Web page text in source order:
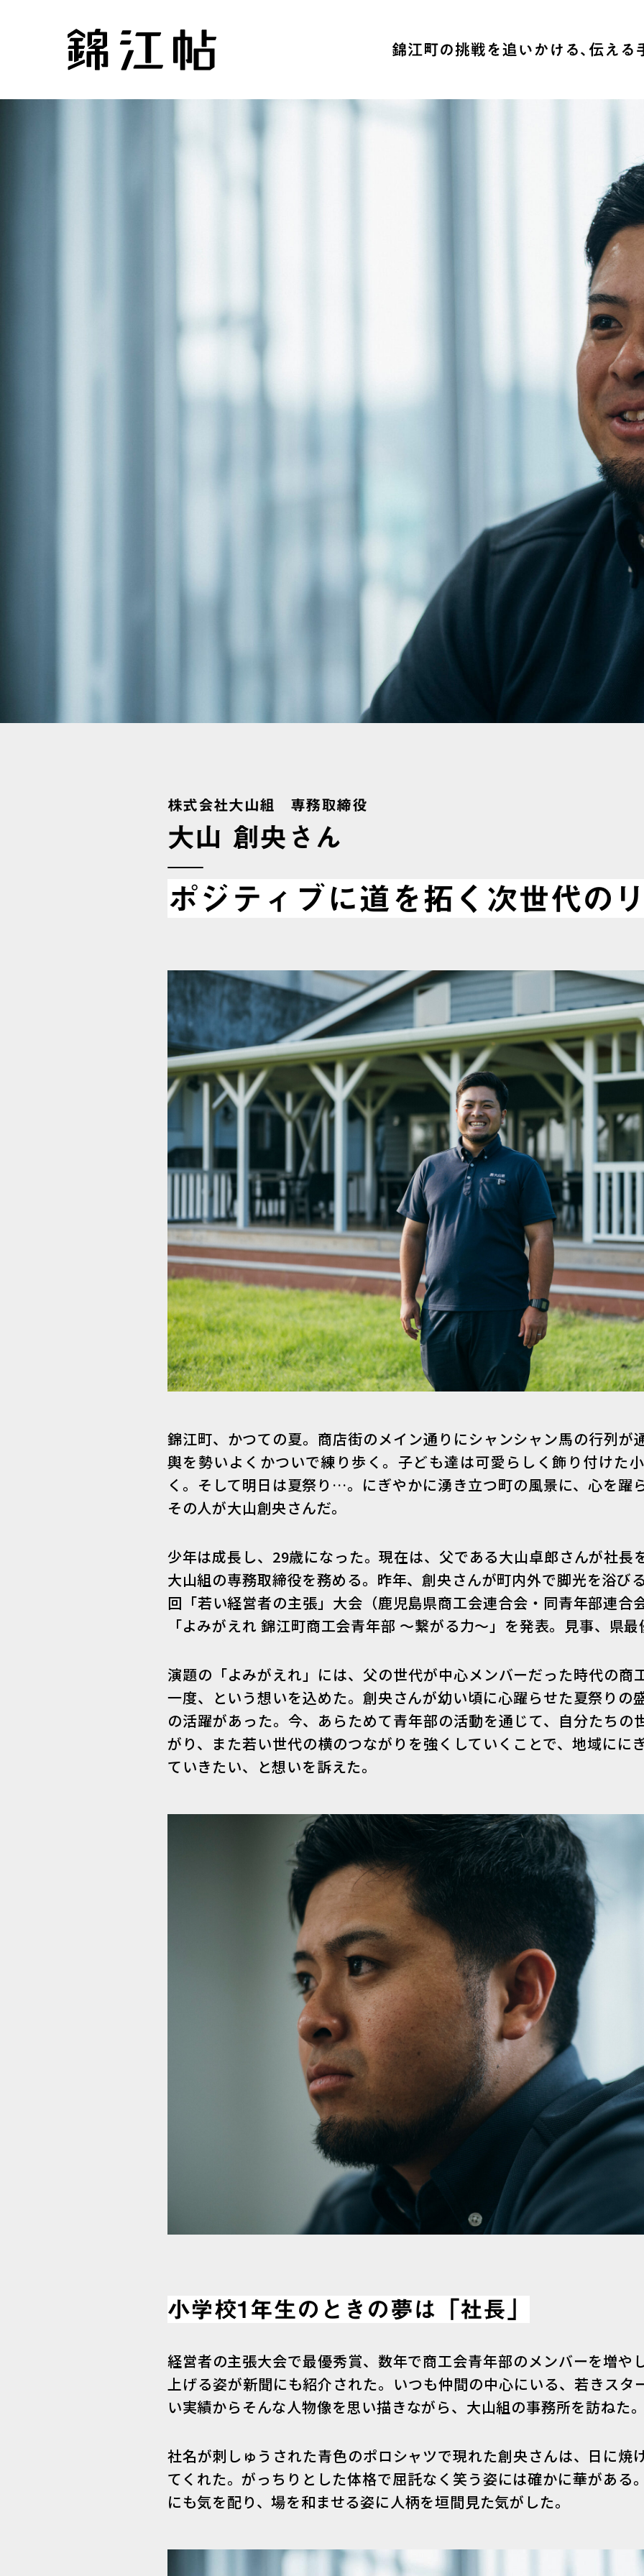
株式会社大山組 専務取締役
大山 創央さん
ポジティブに道を拓く次世代の
錦江町、かつての夏。商店街のメイン通りにシャンシャン馬の行列が
輿を勢いよくかついで練り歩く。子ども達は可愛らしく飾り付けた
く。そして明日は夏祭り…。にぎやかに湧き立つ町の風景に、心を躍
その人が大山創央さんだ。
少年は成長し、29歳になった。現在は、父である大山卓郎さんが社長
大山組の専務取締役を務める。昨年、創央さんが町内外で脚光を浴び
回「若い経営者の主張」大会（鹿児島県商工会連合会・同青年部連合
「よみがえれ 錦江町商工会青年部 ～繋がる力～」を発表。見事、県
演題の「よみがえれ」には、父の世代が中心メンバーだった時代の商
一度、という想いを込めた。創央さんが幼い頃に心躍らせた夏祭りの
の活躍があった。今、あらためて青年部の活動を通じて、自分たちの
がり、また若い世代の横のつながりを強くしていくことで、地域にに
ていきたい、と想いを訴えた。
小学校1年生のときの夢は「社長」
経営者の主張大会で最優秀賞、数年で商工会青年部のメンバーを増や
上げる姿が新聞にも紹介された。いつも仲間の中心にいる、若きス
い実績からそんな人物像を思い描きながら、大山組の事務所を訪ねた
社名が刺しゅうされた青色のポロシャツで現れた創央さんは、日に焼
てくれた。がっちりとした体格で屈託なく笑う姿には確かに華がある
にも気を配り、場を和ませる姿に人柄を垣間見た気がした。